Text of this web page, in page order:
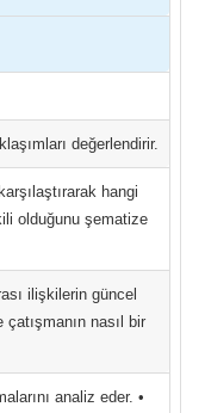
değerlendirir.
hangi
olduğunu şematize
ilişkilerin güncel
nasıl bir
analiz eder. •